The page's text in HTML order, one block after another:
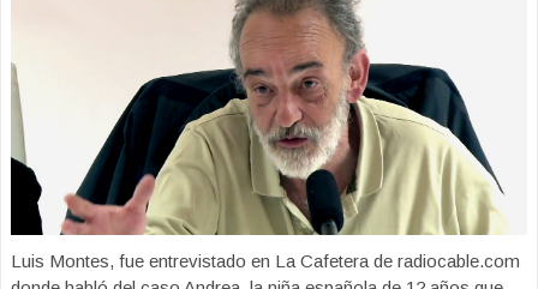
Luis Montes, fue entrevistado en La Cafetera de radiocable.com